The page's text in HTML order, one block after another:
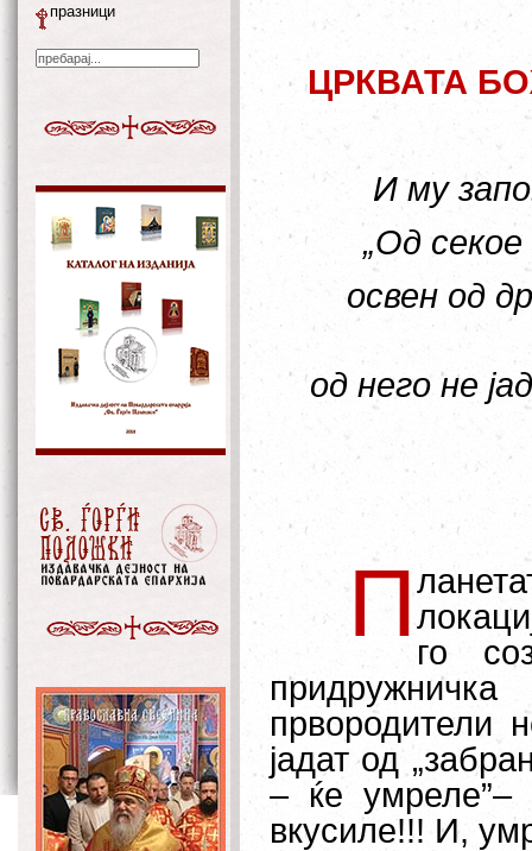
ЦРКВАТА
И му
„Од
освен од
од него не
П го
првородители
јадат од
– ќе
вкусиле!!! И,
празници